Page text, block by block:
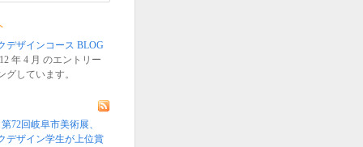
デザインコース BLOG
年 4 月 のエントリー
グしています。
72回岐阜市美術展、
デザイン学生が上位賞